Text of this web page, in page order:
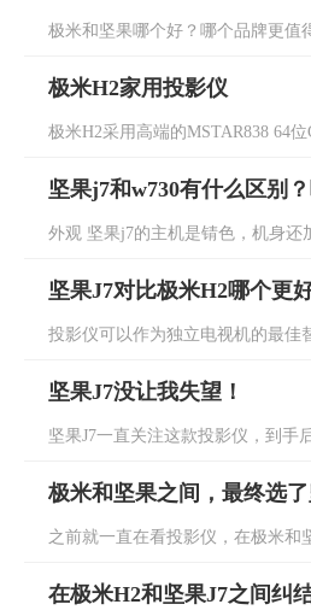
极米和坚果哪个好？哪个品牌更值
极米H2家用投影仪
极米H2采用高端的MSTAR838 64
坚果j7和w730有什么区别
外观 坚果j7的主机是锖色，机身
坚果J7对比极米H2哪个更
投影仪可以作为独立电视机的最佳
坚果J7没让我失望！
坚果J7一直关注这款投影仪，到手
极米和坚果之间，最终选
之前就一直在看投影仪，在极米和
在极米H2和坚果J7之间纠